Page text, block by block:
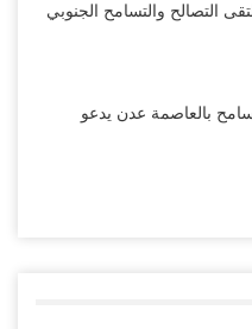
التصالح والتسامح الجنوبي
بالعاصمة عدن يدعو